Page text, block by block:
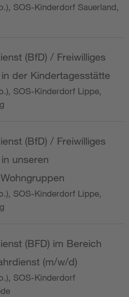
SOS-Kinderdorf Sauerland,
(BfD) / Freiwilliges
der Kindertagesstätte
SOS-Kinderdorf Lippe,
(BfD) / Freiwilliges
unseren
SOS-Kinderdorf Lippe,
(BFD) im Bereich
(m/w/d)
SOS-Kinderdorf